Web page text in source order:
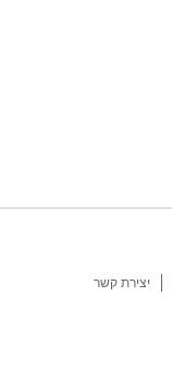
יצירת קשר